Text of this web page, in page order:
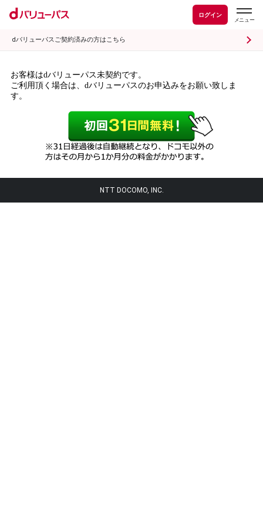
ログイン
dバリューパスご契約済みの方はこちら
お客様はdバリューパス未契約です。
ご利用頂く場合は、dバリューパスのお申込みをお願い致しま
す。
NTT DOCOMO, INC.